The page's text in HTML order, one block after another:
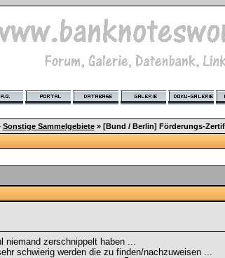
Sonstige Sammelgebiete» [Bund / Berlin] Förderungs-
niemand zerschnippelt haben ...
schwierig werden die zu finden/nachzuweisen ...